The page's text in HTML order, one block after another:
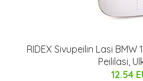
RIDEX Sivupeilin Lasi BMW
Peililasi,
12.54